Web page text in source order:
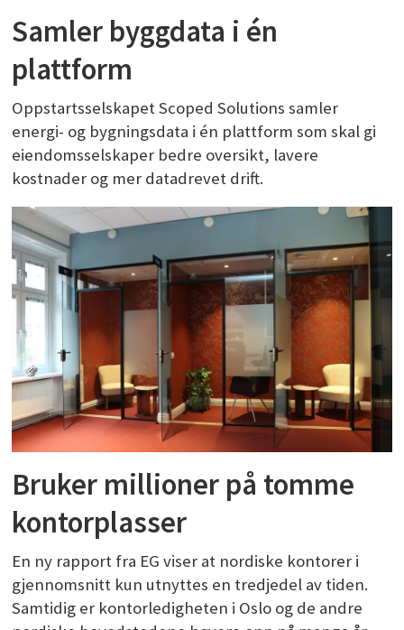
Samler byggdata i én
plattform
Oppstartsselskapet Scoped Solutions samler
energi- og bygningsdata i én plattform som skal gi
eiendomsselskaper bedre oversikt, lavere
kostnader og mer datadrevet drift.
Bruker millioner på tomme
kontorplasser
En ny rapport fra EG viser at nordiske kontorer i
gjennomsnitt kun utnyttes en tredjedel av tiden.
Samtidig er kontorledigheten i Oslo og de andre